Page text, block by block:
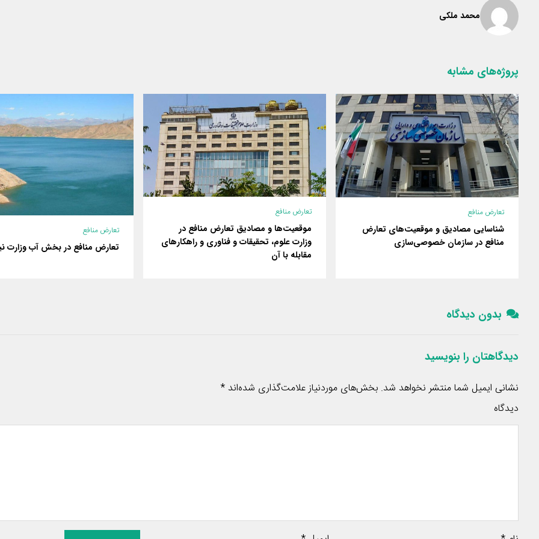
محمد ملکی
پروژه‌های مشابه
تعارض منافع
شناسایی مصادیق و موقعیت‌های تعارض
منافع در سازمان خصوصی‌سازی
تعارض منافع
موقعیت‌ها و مصادیق تعارض منافع در
وزارت علوم، تحقیقات و فناوری و راهکارهای
مقابله با آن
تعارض منافع
تعارض منافع در بخش آب وزارت
بدون دیدگاه
دیدگاهتان را بنویسید
نشانی ایمیل شما منتشر نخواهد شد. بخش‌های موردنیاز علامت‌گذاری شده‌اند*
دیدگاه